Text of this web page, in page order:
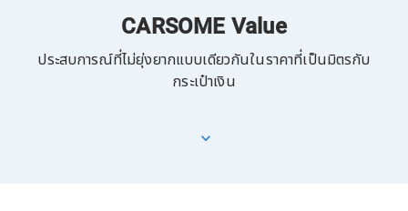
CARSOME Value
ประสบการณ์ที่ไม่ยุ่งยากแบบเดียวกันในราคาที่เป็นมิตรกับ
กระเป๋าเงิน